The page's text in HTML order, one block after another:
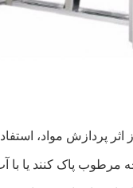
اثر پردازش مواد،
پارچه مرطوب پاک کنند